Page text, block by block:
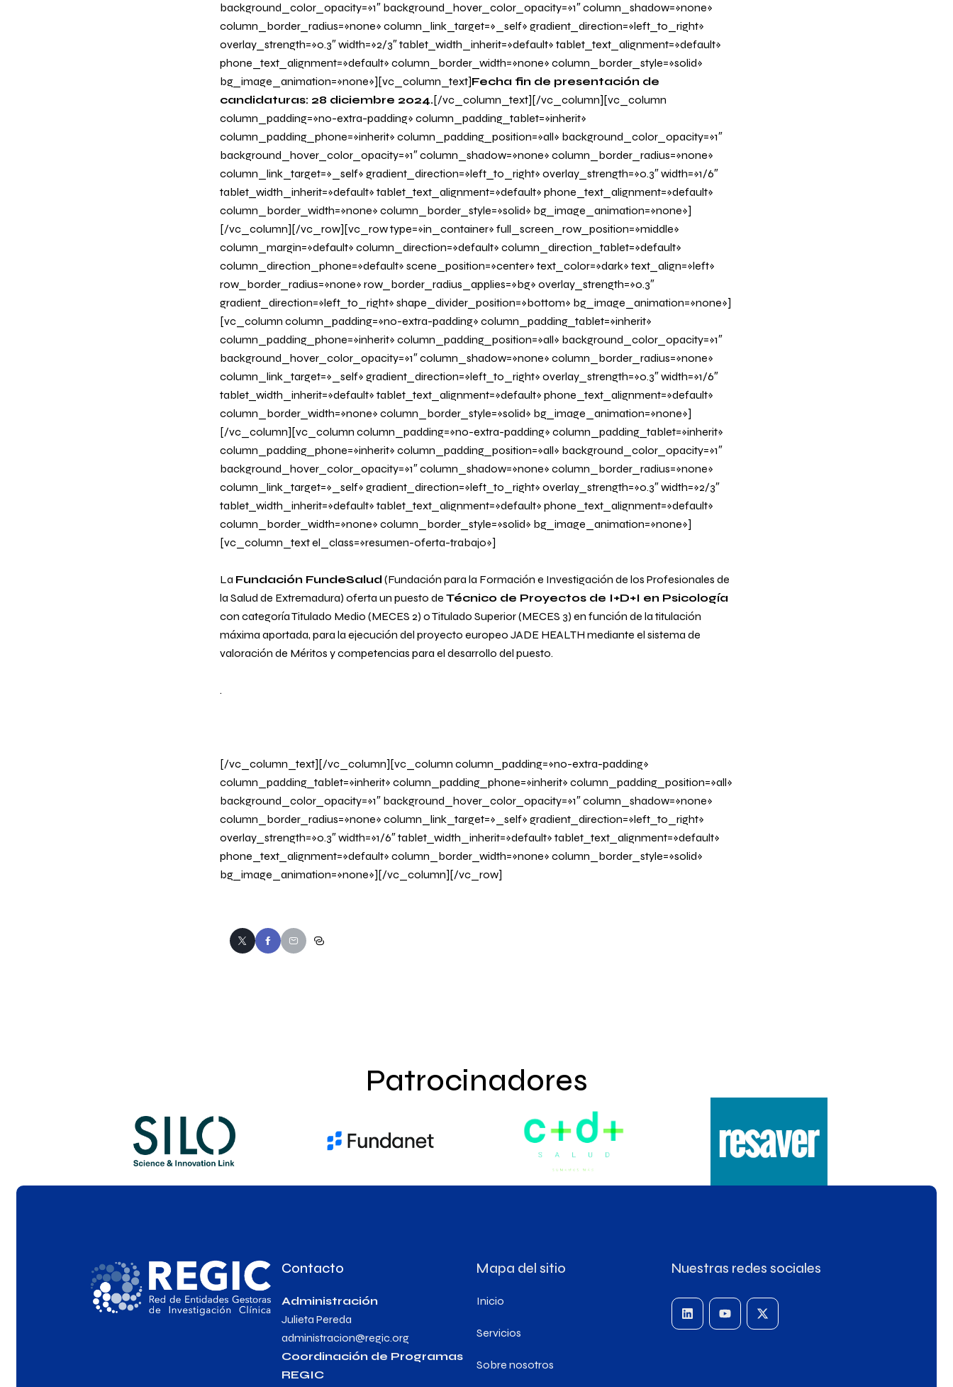
background_color_opacity=»1″ background_hover_color_opacity=»1″ column_shadow=»none»
column_border_radius=»none» column_link_target=»_self» gradient_direction=»left_to_right»
overlay_strength=»0.3″ width=»2/3″ tablet_width_inherit=»default» tablet_text_alignment=»default»
phone_text_alignment=»default» column_border_width=»none» column_border_style=»solid»
bg_image_animation=»none»][vc_column_text]Fecha fin de presentación de
candidaturas: 28 diciembre 2024.[/vc_column_text][/vc_column][vc_column
column_padding=»no-extra-padding» column_padding_tablet=»inherit»
column_padding_phone=»inherit» column_padding_position=»all» background_color_opacity=»1″
background_hover_color_opacity=»1″ column_shadow=»none» column_border_radius=»none»
column_link_target=»_self» gradient_direction=»left_to_right» overlay_strength=»0.3″ width=»1/6″
tablet_width_inherit=»default» tablet_text_alignment=»default» phone_text_alignment=»default»
column_border_width=»none» column_border_style=»solid» bg_image_animation=»none»]
[/vc_column][/vc_row][vc_row type=»in_container» full_screen_row_position=»middle»
column_margin=»default» column_direction=»default» column_direction_tablet=»default»
column_direction_phone=»default» scene_position=»center» text_color=»dark» text_align=»left»
row_border_radius=»none» row_border_radius_applies=»bg» overlay_strength=»0.3″
gradient_direction=»left_to_right» shape_divider_position=»bottom» bg_image_animation=»none»]
[vc_column column_padding=»no-extra-padding» column_padding_tablet=»inherit»
column_padding_phone=»inherit» column_padding_position=»all» background_color_opacity=»1″
background_hover_color_opacity=»1″ column_shadow=»none» column_border_radius=»none»
column_link_target=»_self» gradient_direction=»left_to_right» overlay_strength=»0.3″ width=»1/6″
tablet_width_inherit=»default» tablet_text_alignment=»default» phone_text_alignment=»default»
column_border_width=»none» column_border_style=»solid» bg_image_animation=»none»]
[/vc_column][vc_column column_padding=»no-extra-padding» column_padding_tablet=»inherit»
column_padding_phone=»inherit» column_padding_position=»all» background_color_opacity=»1″
background_hover_color_opacity=»1″ column_shadow=»none» column_border_radius=»none»
column_link_target=»_self» gradient_direction=»left_to_right» overlay_strength=»0.3″ width=»2/3″
tablet_width_inherit=»default» tablet_text_alignment=»default» phone_text_alignment=»default»
column_border_width=»none» column_border_style=»solid» bg_image_animation=»none»]
[vc_column_text el_class=»resumen-oferta-trabajo»]
La Fundación FundeSalud(Fundación para la Formación e Investigación de los Profesionales de
la Salud de Extremadura) oferta un puesto de Técnico de Proyectos de I+D+I en Psicología
con categoría Titulado Medio (MECES 2) o Titulado Superior (MECES 3) en función de la titulación
máxima aportada, para la ejecución del proyecto europeo JADE HEALTH mediante el sistema de
valoración de Méritos y competencias para el desarrollo del puesto.
.
[/vc_column_text][/vc_column][vc_column column_padding=»no-extra-padding»
column_padding_tablet=»inherit» column_padding_phone=»inherit» column_padding_position=»all»
background_color_opacity=»1″ background_hover_color_opacity=»1″ column_shadow=»none»
column_border_radius=»none» column_link_target=»_self» gradient_direction=»left_to_right»
overlay_strength=»0.3″ width=»1/6″ tablet_width_inherit=»default» tablet_text_alignment=»default»
phone_text_alignment=»default» column_border_width=»none» column_border_style=»solid»
bg_image_animation=»none»][/vc_column][/vc_row]
Patrocinadores
Contacto
Administración
Julieta Pereda
administracion@regic.org
Coordinación de Programas
REGIC
Mapa del sitio
Inicio
Servicios
Sobre nosotros
Nuestras redes sociales